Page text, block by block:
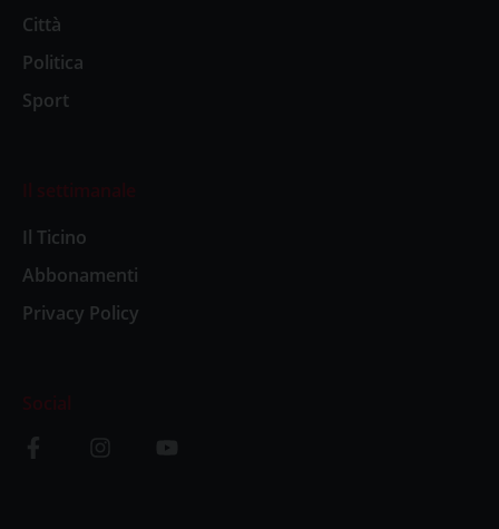
Città
Politica
Sport
Il settimanale
Il Ticino
Abbonamenti
Privacy Policy
Social